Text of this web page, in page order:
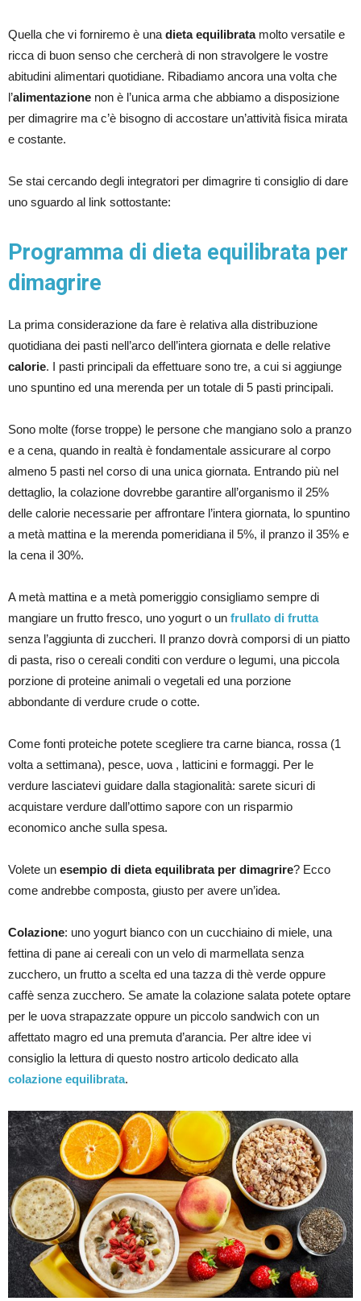
Quella che vi forniremo è una dieta equilibrata molto versatile e
ricca di buon senso che cercherà di non stravolgere le vostre
abitudini alimentari quotidiane. Ribadiamo ancora una volta che
l’alimentazione non è l’unica arma che abbiamo a disposizione
per dimagrire ma c’è bisogno di accostare un’attività fisica mirata
e costante.
Se stai cercando degli integratori per dimagrire ti consiglio di dare
uno sguardo al link sottostante:
Programma di dieta equilibrata per
dimagrire
La prima considerazione da fare è relativa alla distribuzione
quotidiana dei pasti nell’arco dell’intera giornata e delle relative
calorie. I pasti principali da effettuare sono tre, a cui si aggiunge
uno spuntino ed una merenda per un totale di 5 pasti principali.
Sono molte (forse troppe) le persone che mangiano solo a pranzo
e a cena, quando in realtà è fondamentale assicurare al corpo
almeno 5 pasti nel corso di una unica giornata. Entrando più nel
dettaglio, la colazione dovrebbe garantire all’organismo il 25%
delle calorie necessarie per affrontare l’intera giornata, lo spuntino
a metà mattina e la merenda pomeridiana il 5%, il pranzo il 35% e
la cena il 30%.
A metà mattina e a metà pomeriggio consigliamo sempre di
mangiare un frutto fresco, uno yogurt o un frullato di frutta
senza l’aggiunta di zuccheri. Il pranzo dovrà comporsi di un piatto
di pasta, riso o cereali conditi con verdure o legumi, una piccola
porzione di proteine animali o vegetali ed una porzione
abbondante di verdure crude o cotte.
Come fonti proteiche potete scegliere tra carne bianca, rossa (1
volta a settimana), pesce, uova , latticini e formaggi. Per le
verdure lasciatevi guidare dalla stagionalità: sarete sicuri di
acquistare verdure dall’ottimo sapore con un risparmio
economico anche sulla spesa.
Volete un esempio di dieta equilibrata per dimagrire? Ecco
come andrebbe composta, giusto per avere un’idea.
Colazione: uno yogurt bianco con un cucchiaino di miele, una
fettina di pane ai cereali con un velo di marmellata senza
zucchero, un frutto a scelta ed una tazza di thè verde oppure
caffè senza zucchero. Se amate la colazione salata potete optare
per le uova strapazzate oppure un piccolo sandwich con un
affettato magro ed una premuta d’arancia. Per altre idee vi
consiglio la lettura di questo nostro articolo dedicato alla
colazione equilibrata.